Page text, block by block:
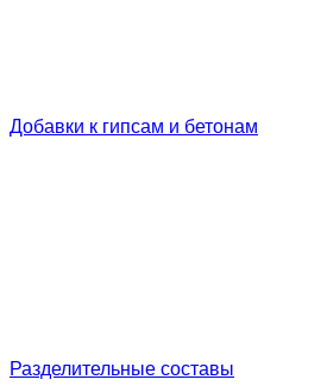
Добавки к гипсам и бетонам
Разделительные составы